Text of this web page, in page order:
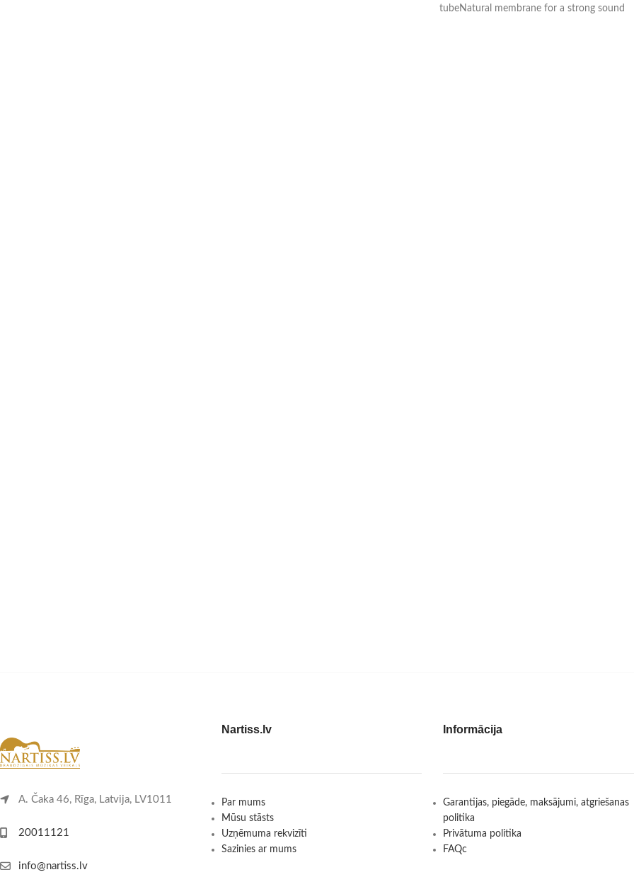
tubeNatural membrane for a strong sound
A. Čaka 46, Rīga, Latvija, LV1011
20011121
info@nartiss.lv
Nartiss.lv
Par mums
Mūsu stāsts
Uzņēmuma rekvizīti
Sazinies ar mums
Informācija
Garantijas, piegāde, maksājumi, atgriešanas
politika
Privātuma politika
FAQc